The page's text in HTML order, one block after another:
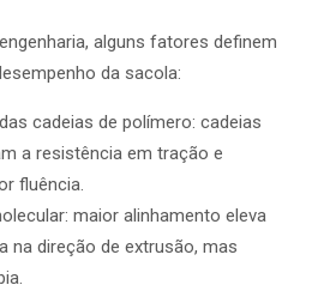
alguns fatores definem
da sacola:
cadeias de polímero: cadeias
a resistência em tração e
fluência.
maior alinhamento eleva
na direção de extrusão, mas